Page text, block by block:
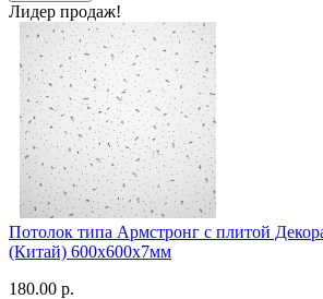
Лидер продаж!
Потолок типа Армстронг с плитой
(Китай) 600х600х7мм
180.00 р.